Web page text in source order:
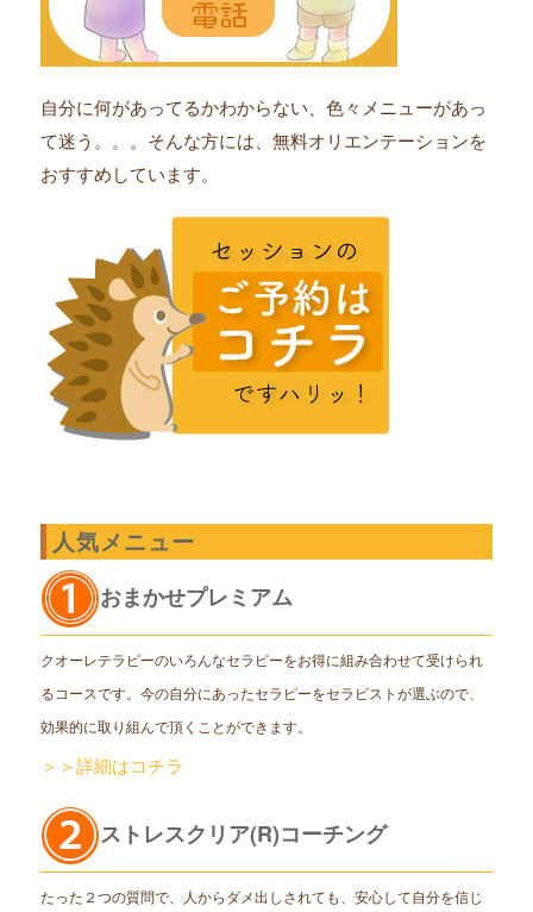
自分に何があってるかわからない、色々メニューがあっ
て迷う。。。そんな方には、無料オリエンテーションを
おすすめしています。
人気メニュー
おまかせプレミアム
クオーレテラピーのいろんなセラピーをお得に組み合わせて受けられ
るコースです。今の自分にあったセラピーをセラピストが選ぶので、
効果的に取り組んで頂くことができます。
＞＞詳細はコチラ
ストレスクリア(R)コーチング
たった２つの質問で、人からダメ出しされても、安心して自分を信じ